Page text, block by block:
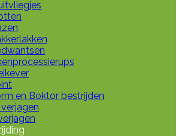
en Boktor bestrijden